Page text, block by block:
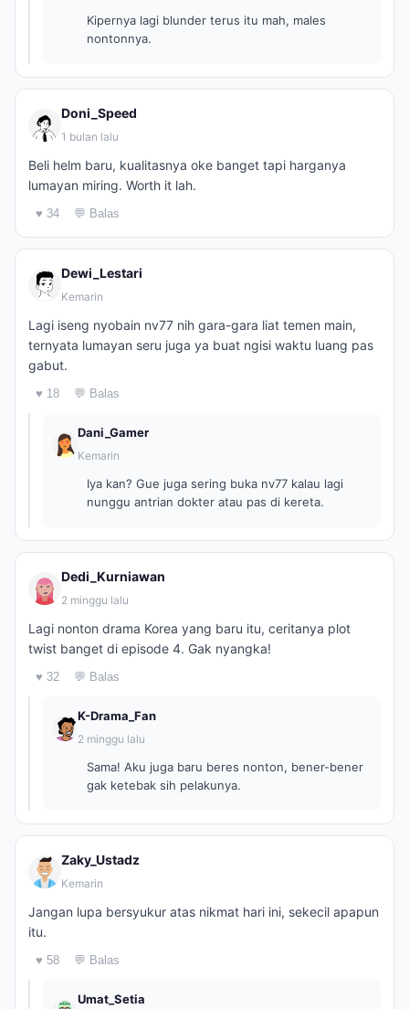
Kipernya lagi blunder terus itu mah, males
nontonnya.
Doni_Speed
1 bulan lalu
Beli helm baru, kualitasnya oke banget tapi harganya
lumayan miring. Worth it lah.
♥ 34 💬 Balas
Dewi_Lestari
Kemarin
Lagi iseng nyobain nv77 nih gara-gara liat temen main,
ternyata lumayan seru juga ya buat ngisi waktu luang pas
gabut.
♥ 18 💬 Balas
Dani_Gamer
Kemarin
Iya kan? Gue juga sering buka nv77 kalau lagi
nunggu antrian dokter atau pas di kereta.
Dedi_Kurniawan
2 minggu lalu
Lagi nonton drama Korea yang baru itu, ceritanya plot
twist banget di episode 4. Gak nyangka!
♥ 32 💬 Balas
K-Drama_Fan
2 minggu lalu
Sama! Aku juga baru beres nonton, bener-bener
gak ketebak sih pelakunya.
Zaky_Ustadz
Kemarin
Jangan lupa bersyukur atas nikmat hari ini, sekecil apapun
itu.
♥ 58 💬 Balas
Umat_Setia